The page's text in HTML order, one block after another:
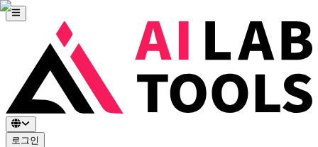
로그인